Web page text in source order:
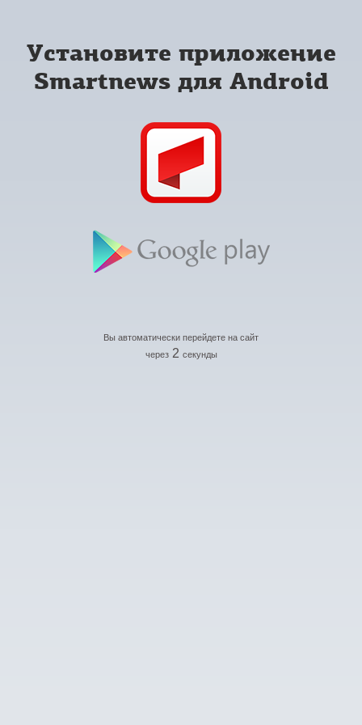
Установите приложение
Smartnews для Android
Вы автоматически перейдете на сайт
через 2 секунды